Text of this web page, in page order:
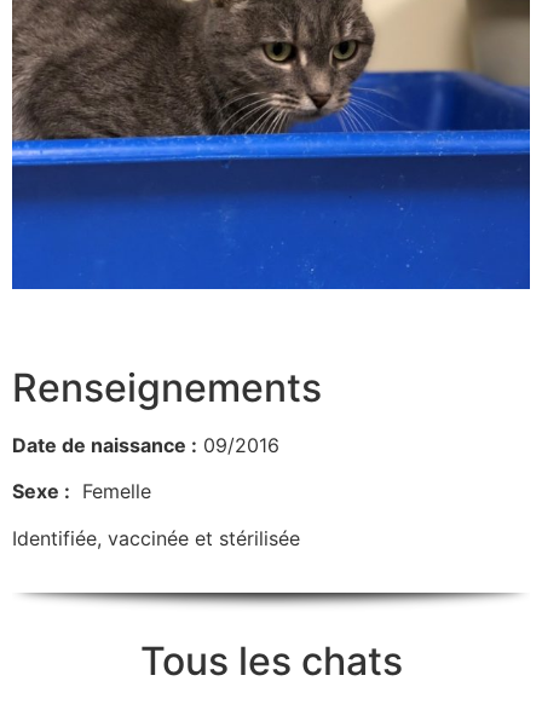
Renseignements
Date de naissance : 09/2016
Sexe : Femelle
Identifiée, vaccinée et stérilisée
Tous les chats